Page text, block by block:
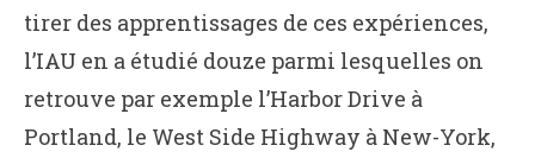
tirer des apprentissages de ces expériences,
l’IAU en a étudié douze parmi lesquelles on
retrouve par exemple l’Harbor Drive à
Portland, le West Side Highway à New-York,